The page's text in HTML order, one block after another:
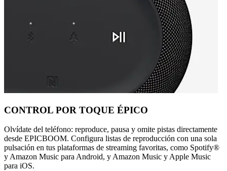
CONTROL POR TOQUE ÉPICO
Olvídate del teléfono: reproduce, pausa y omite pistas directamente
desde EPICBOOM. Configura listas de reproducción con una sola
pulsación en tus plataformas de streaming favoritas, como Spotify®
y Amazon Music para Android, y Amazon Music y Apple Music
para iOS.